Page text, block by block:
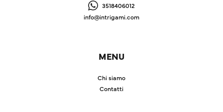
3518406012
info@intrigami.com
MENU
Chi siamo
Contatti